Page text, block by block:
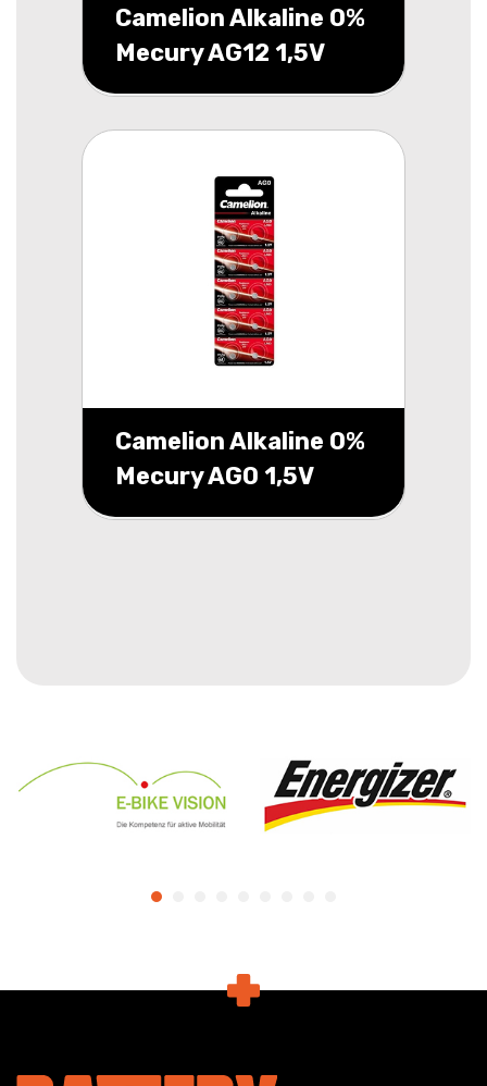
Camelion Alkaline 0%
Mecury AG12 1,5V
blister 10
Camelion Alkaline 0%
Mecury AG0 1,5V
blister 10